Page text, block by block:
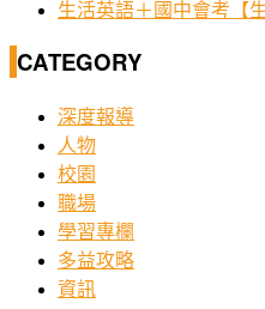
生活英語＋國中會考【
CATEGORY
深度報導
人物
校園
職場
學習專欄
多益攻略
資訊